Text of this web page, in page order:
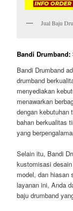
Jual Baju
Bandi
Bandi Drumband
drumband
menyediakan
menawarkan
dengan kebutuhan
bahan berkualitas
yang
Selain itu, Bandi
kustomisasi
model, dan hiasan
layanan ini, Anda
baju drumband